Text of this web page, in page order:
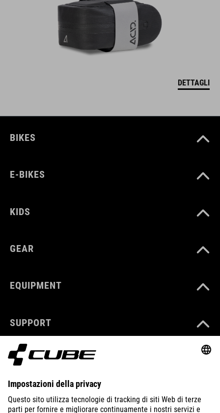
DETTAGLI
BIKES
E-BIKES
KIDS
GEAR
EQUIPMENT
SUPPORT
ABOUT US
EXPLORE